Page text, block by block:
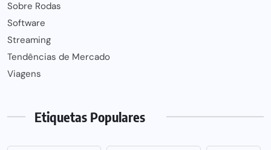
Sobre Rodas
Software
Streaming
Tendências de Mercado
Viagens
Etiquetas Populares